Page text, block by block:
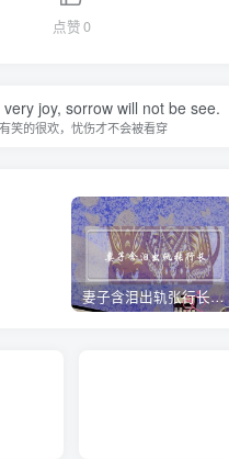
点赞0
joy, sorrow will not be see.
笑的很欢，忧伤才不会被看穿
妻子含泪出轨张行长 她说全都是因为家中